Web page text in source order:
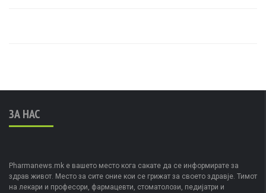
ЗА НАС
Pharmanews.mk е вашето место кога сакате да се информирате за
здрав живот. Место за сите оние кои се грижат за своето здравје. Тимот
на лекари и професори, фармацевти, стоматолози, педијатри и